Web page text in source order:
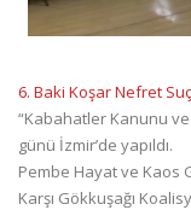
6. Baki Koşar Nefret
“Kabahatler Kanunu ve
günü İzmir’de yapıldı.
Pembe Hayat ve Kaos
Karşı Gökkuşağı